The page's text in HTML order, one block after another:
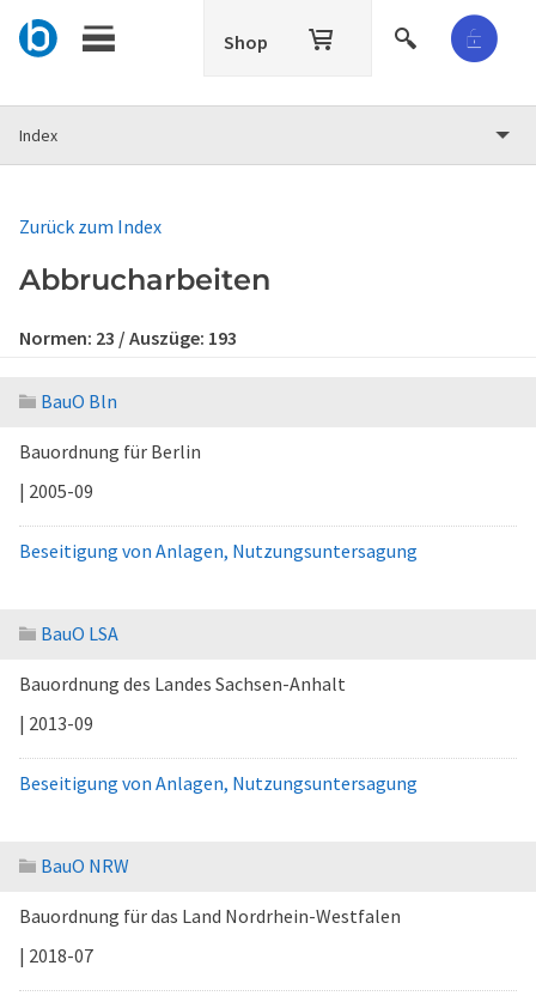
Shop
Index
Zurück zum Index
Abbrucharbeiten
Normen: 23 / Auszüge: 193
BauO Bln
Bauordnung für Berlin
| 2005-09
Beseitigung von Anlagen, Nutzungsuntersagung
BauO LSA
Bauordnung des Landes Sachsen-Anhalt
| 2013-09
Beseitigung von Anlagen, Nutzungsuntersagung
BauO NRW
Bauordnung für das Land Nordrhein-Westfalen
| 2018-07